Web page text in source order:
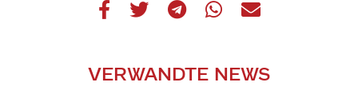
VERWANDTE NEWS